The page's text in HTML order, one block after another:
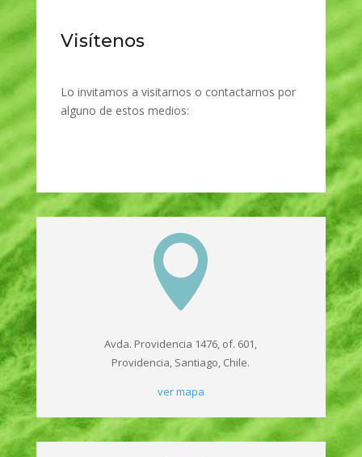
Visítenos
Lo invitamos a visitarnos o contactarnos por
alguno de estos medios:

Avda. Providencia 1476, of. 601,
Providencia, Santiago, Chile.
ver mapa